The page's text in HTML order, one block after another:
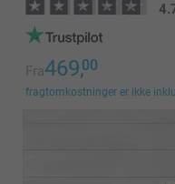
Fra469,00
fragtomkostninger er ikke